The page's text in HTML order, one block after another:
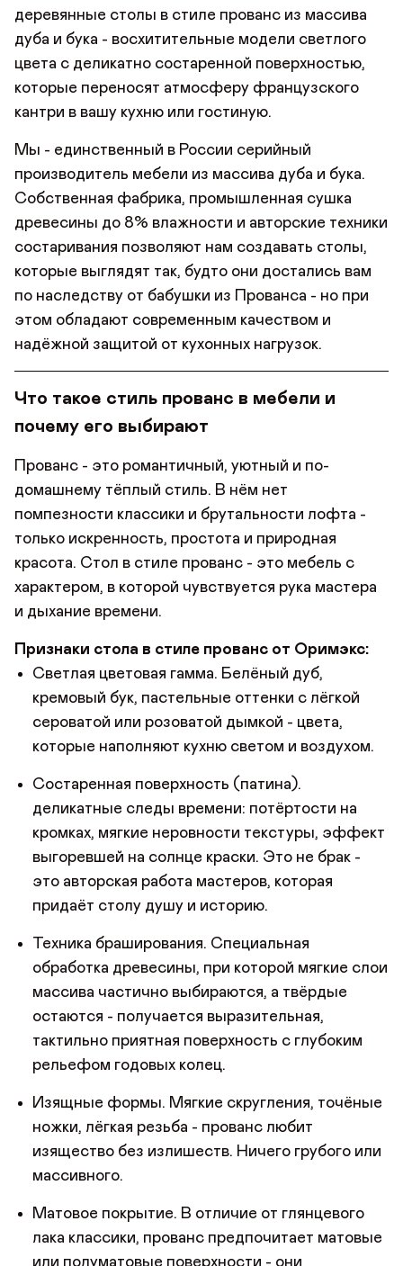
деревянные столы в стиле прованс из массива
дуба и бука - восхитительные модели светлого
цвета с деликатно состаренной поверхностью,
которые переносят атмосферу французского
кантри в вашу кухню или гостиную.
Мы - единственный в России серийный
производитель мебели из массива дуба и бука.
Собственная фабрика, промышленная сушка
древесины до 8% влажности и авторские техники
состаривания позволяют нам создавать столы,
которые выглядят так, будто они достались вам
по наследству от бабушки из Прованса - но при
этом обладают современным качеством и
надёжной защитой от кухонных нагрузок.
Что такое стиль прованс в мебели и
почему его выбирают
Прованс - это романтичный, уютный и по-
домашнему тёплый стиль. В нём нет
помпезности классики и брутальности лофта -
только искренность, простота и природная
красота. Стол в стиле прованс - это мебель с
характером, в которой чувствуется рука мастера
и дыхание времени.
Признаки стола в стиле прованс от Оримэкс:
Светлая цветовая гамма. Белёный дуб,
кремовый бук, пастельные оттенки с лёгкой
сероватой или розоватой дымкой - цвета,
которые наполняют кухню светом и воздухом.
Состаренная поверхность (патина).
деликатные следы времени: потёртости на
кромках, мягкие неровности текстуры, эффект
выгоревшей на солнце краски. Это не брак -
это авторская работа мастеров, которая
придаёт столу душу и историю.
Техника браширования. Специальная
обработка древесины, при которой мягкие слои
массива частично выбираются, а твёрдые
остаются - получается выразительная,
тактильно приятная поверхность с глубоким
рельефом годовых колец.
Изящные формы. Мягкие скругления, точёные
ножки, лёгкая резьба - прованс любит
изящество без излишеств. Ничего грубого или
массивного.
Матовое покрытие. В отличие от глянцевого
лака классики, прованс предпочитает матовые
или полуматовые поверхности - они